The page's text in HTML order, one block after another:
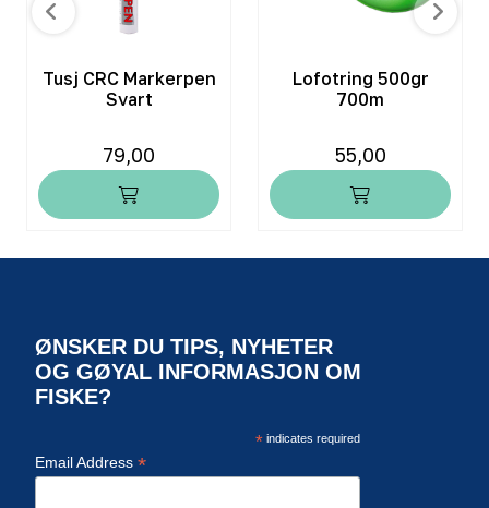
Tusj CRC Markerpen
Svart
79,00
Lofotring 500gr
700m
55,00
ØNSKER DU TIPS, NYHETER
OG GØYAL INFORMASJON OM
FISKE?
*indicates required
Email Address *